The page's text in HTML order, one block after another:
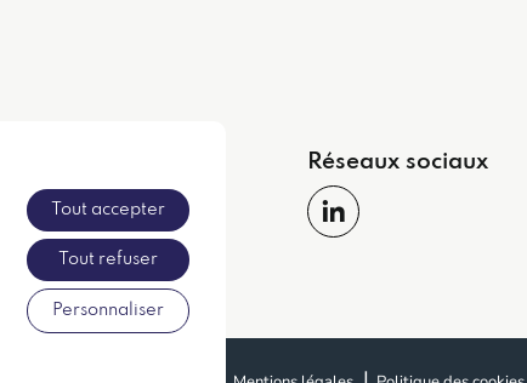
Réseaux sociaux
Tout accepter
Tout refuser
Personnaliser